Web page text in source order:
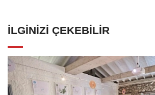
İLGINIZI ÇEKEBILIR